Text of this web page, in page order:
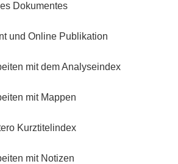
Dokumentes
und Online Publikation
mit dem Analyseindex
mit Mappen
Kurztitelindex
mit Notizen